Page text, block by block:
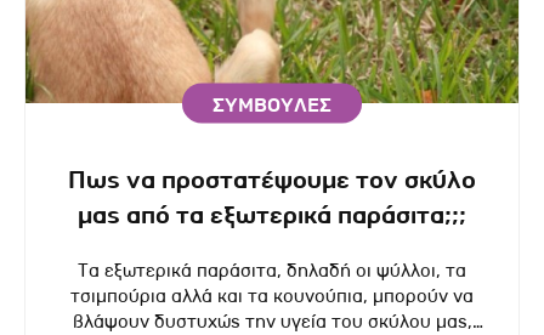
ΣΥΜΒΟΥΛΕΣ
Πως να προστατέψουμε τον σκύλο
μας από τα εξωτερικά παράσιτα;;;
Τα εξωτερικά παράσιτα, δηλαδή οι ψύλλοι, τα
τσιμπούρια αλλά και τα κουνούπια, μπορούν να
βλάψουν δυστυχώς την υγεία του σκύλου μας,